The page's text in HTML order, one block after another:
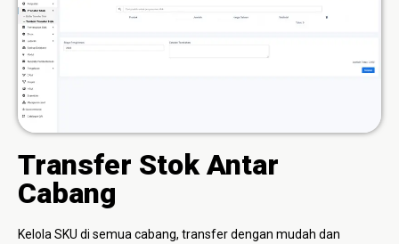
Transfer Stok Antar
Cabang
Kelola SKU di semua cabang, transfer dengan mudah dan